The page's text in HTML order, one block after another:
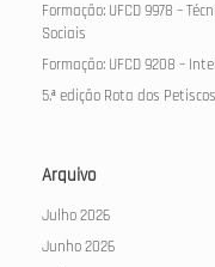
Formação: UFCD 9978 –
Sociais
Formação: UFCD 9208 –
5.ª edição Rota dos
Arquivo
Julho 2026
Junho 2026